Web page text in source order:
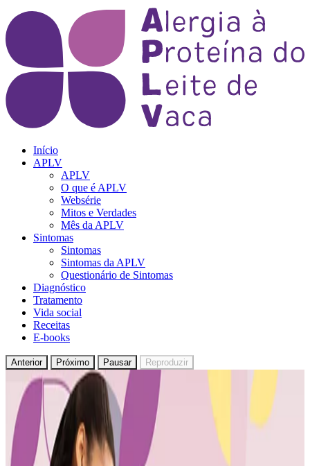
Início
APLV
APLV
O que é APLV
Websérie
Mitos e Verdades
Mês da APLV
Sintomas
Sintomas
Sintomas da APLV
Questionário de Sintomas
Diagnóstico
Tratamento
Vida social
Receitas
E-books
Anterior Próximo Pausar Reproduzir